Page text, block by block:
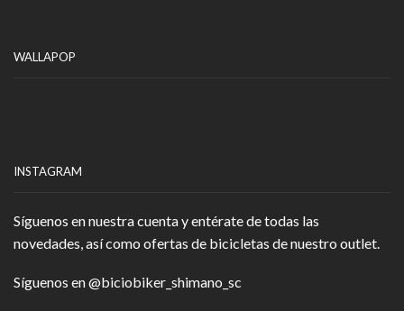
WALLAPOP
INSTAGRAM
Síguenos en nuestra cuenta y entérate de todas las
novedades, así como ofertas de bicicletas de nuestro outlet.
Síguenos en@biciobiker_shimano_sc